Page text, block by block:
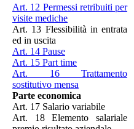
Art. 12 Permessi retribuiti per
visite mediche
Art. 13 Flessibilità in entrata
ed in uscita
Art. 14 Pause
Art. 15 Part time
Art. 16 Trattamento
sostitutivo mensa
Parte economica
Art. 17 Salario variabile
Art. 18 Elemento salariale